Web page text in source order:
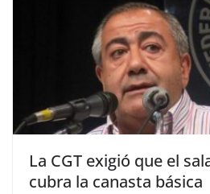
La CGT exigió que el
cubra la canasta básica